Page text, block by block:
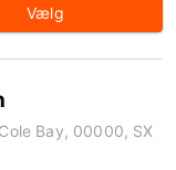
Vælg
Bay, 00000, SX